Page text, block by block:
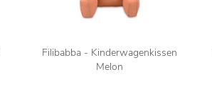
Filibabba - Kinderwagenkissen
Melon